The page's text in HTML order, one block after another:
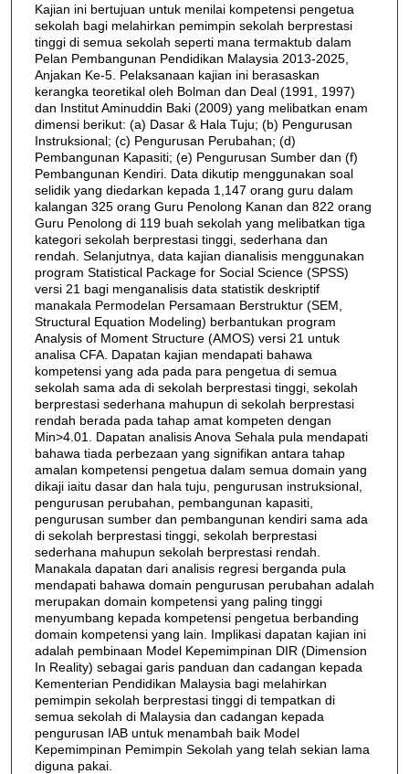
Kajian ini bertujuan untuk menilai kompetensi pengetua
sekolah bagi melahirkan pemimpin sekolah berprestasi
tinggi di semua sekolah seperti mana termaktub dalam
Pelan Pembangunan Pendidikan Malaysia 2013-2025,
Anjakan Ke-5. Pelaksanaan kajian ini berasaskan
kerangka teoretikal oleh Bolman dan Deal (1991, 1997)
dan Institut Aminuddin Baki (2009) yang melibatkan enam
dimensi berikut: (a) Dasar & Hala Tuju; (b) Pengurusan
Instruksional; (c) Pengurusan Perubahan; (d)
Pembangunan Kapasiti; (e) Pengurusan Sumber dan (f)
Pembangunan Kendiri. Data dikutip menggunakan soal
selidik yang diedarkan kepada 1,147 orang guru dalam
kalangan 325 orang Guru Penolong Kanan dan 822 orang
Guru Penolong di 119 buah sekolah yang melibatkan tiga
kategori sekolah berprestasi tinggi, sederhana dan
rendah. Selanjutnya, data kajian dianalisis menggunakan
program Statistical Package for Social Science (SPSS)
versi 21 bagi menganalisis data statistik deskriptif
manakala Permodelan Persamaan Berstruktur (SEM,
Structural Equation Modeling) berbantukan program
Analysis of Moment Structure (AMOS) versi 21 untuk
analisa CFA. Dapatan kajian mendapati bahawa
kompetensi yang ada pada para pengetua di semua
sekolah sama ada di sekolah berprestasi tinggi, sekolah
berprestasi sederhana mahupun di sekolah berprestasi
rendah berada pada tahap amat kompeten dengan
Min>4.01. Dapatan analisis Anova Sehala pula mendapati
bahawa tiada perbezaan yang signifikan antara tahap
amalan kompetensi pengetua dalam semua domain yang
dikaji iaitu dasar dan hala tuju, pengurusan instruksional,
pengurusan perubahan, pembangunan kapasiti,
pengurusan sumber dan pembangunan kendiri sama ada
di sekolah berprestasi tinggi, sekolah berprestasi
sederhana mahupun sekolah berprestasi rendah.
Manakala dapatan dari analisis regresi berganda pula
mendapati bahawa domain pengurusan perubahan adalah
merupakan domain kompetensi yang paling tinggi
menyumbang kepada kompetensi pengetua berbanding
domain kompetensi yang lain. Implikasi dapatan kajian ini
adalah pembinaan Model Kepemimpinan DIR (Dimension
In Reality) sebagai garis panduan dan cadangan kepada
Kementerian Pendidikan Malaysia bagi melahirkan
pemimpin sekolah berprestasi tinggi di tempatkan di
semua sekolah di Malaysia dan cadangan kepada
pengurusan IAB untuk menambah baik Model
Kepemimpinan Pemimpin Sekolah yang telah sekian lama
diguna pakai.